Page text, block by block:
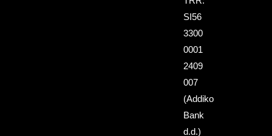
SI56
3300
0001
2409
007
(Addiko
Bank
d.d.)